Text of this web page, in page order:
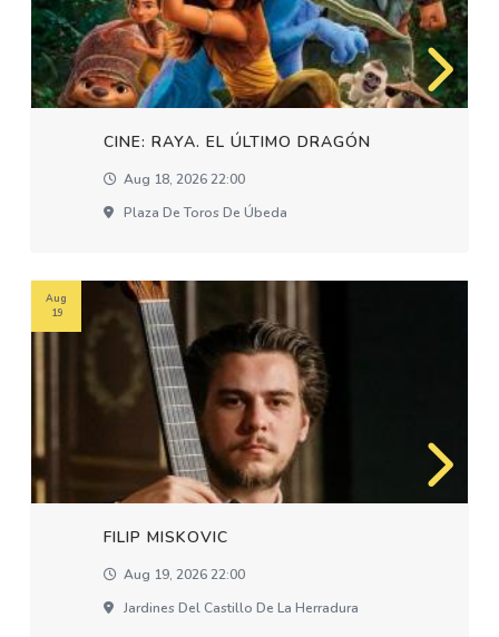
CINE: RAYA. EL ÚLTIMO DRAGÓN
Aug 18, 2026 22:00
Plaza De Toros De Úbeda
FILIP MISKOVIC
Aug 19, 2026 22:00
Jardines Del Castillo De La Herradura
Aug
19